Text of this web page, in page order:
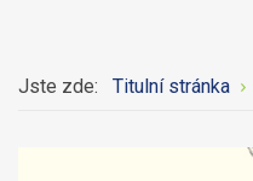
Jste zde: Titulní stránka